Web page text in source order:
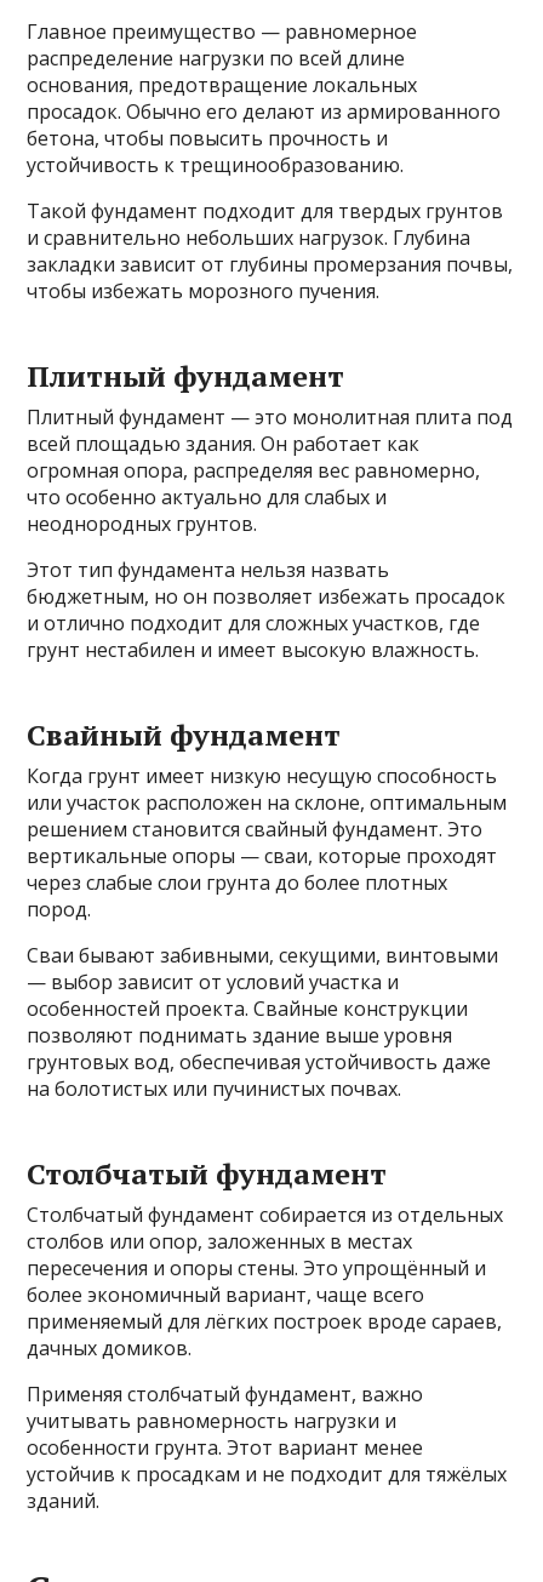
Главное преимущество — равномерное
распределение нагрузки по всей длине
основания, предотвращение локальных
просадок. Обычно его делают из армированного
бетона, чтобы повысить прочность и
устойчивость к трещинообразованию.
Такой фундамент подходит для твердых грунтов
и сравнительно небольших нагрузок. Глубина
закладки зависит от глубины промерзания почвы,
чтобы избежать морозного пучения.
Плитный фундамент
Плитный фундамент — это монолитная плита под
всей площадью здания. Он работает как
огромная опора, распределяя вес равномерно,
что особенно актуально для слабых и
неоднородных грунтов.
Этот тип фундамента нельзя назвать
бюджетным, но он позволяет избежать просадок
и отлично подходит для сложных участков, где
грунт нестабилен и имеет высокую влажность.
Свайный фундамент
Когда грунт имеет низкую несущую способность
или участок расположен на склоне, оптимальным
решением становится свайный фундамент. Это
вертикальные опоры — сваи, которые проходят
через слабые слои грунта до более плотных
пород.
Сваи бывают забивными, секущими, винтовыми
— выбор зависит от условий участка и
особенностей проекта. Свайные конструкции
позволяют поднимать здание выше уровня
грунтовых вод, обеспечивая устойчивость даже
на болотистых или пучинистых почвах.
Столбчатый фундамент
Столбчатый фундамент собирается из отдельных
столбов или опор, заложенных в местах
пересечения и опоры стены. Это упрощённый и
более экономичный вариант, чаще всего
применяемый для лёгких построек вроде сараев,
дачных домиков.
Применяя столбчатый фундамент, важно
учитывать равномерность нагрузки и
особенности грунта. Этот вариант менее
устойчив к просадкам и не подходит для тяжёлых
зданий.